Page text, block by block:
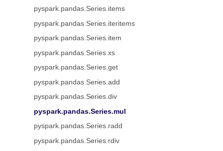
pyspark.pandas.Series.items
pyspark.pandas.Series.iteritems
pyspark.pandas.Series.item
pyspark.pandas.Series.xs
pyspark.pandas.Series.get
pyspark.pandas.Series.add
pyspark.pandas.Series.div
pyspark.pandas.Series.mul
pyspark.pandas.Series.radd
pyspark.pandas.Series.rdiv